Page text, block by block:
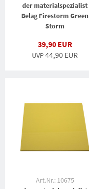
der materialspezialist
Belag Firestorm Green
Storm
39,90 EUR
UVP44,90 EUR
Art.Nr.: 10675